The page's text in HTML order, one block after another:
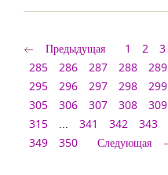
Предыдущая 1 2 3
285
286 287 288 289
295
296 297 298 299
305
306 307 308 309
315
... 341 342 343
349
350 Следующая